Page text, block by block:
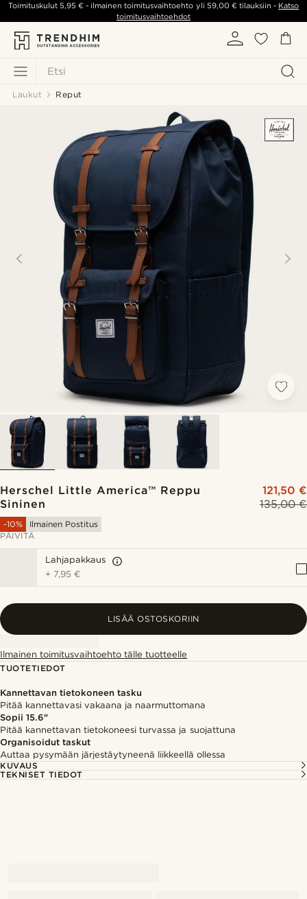
Etsi
Toimituskulut5,95 € - ilmainen toimitusvaihtoehto yli 59,00 €tilauksiin - Katso
toimitusvaihtoehdot
Laukut Reput
Herschel Little America™ Reppu
Sininen
135,00 €
121,50 €
-10%
Ilmainen Postitus
PÄIVITÄ
Lahjapakkaus
+ 7,95 €
LISÄÄ OSTOSKORIIN
Ilmainen toimitusvaihtoehto tälle tuotteelle
TUOTETIEDOT
Kannettavan tietokoneen tasku
Pitää kannettavasi vakaana ja naarmuttomana
Sopii 15.6"
Pitää kannettavan tietokoneesi turvassa ja suojattuna
Organisoidut taskut
Auttaa pysymään järjestäytyneenä liikkeellä ollessa
KUVAUS
TEKNISET TIEDOT